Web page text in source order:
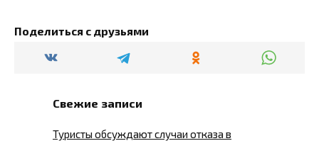
Поделиться с друзьями
Свежие записи
Туристы обсуждают случаи отказа в